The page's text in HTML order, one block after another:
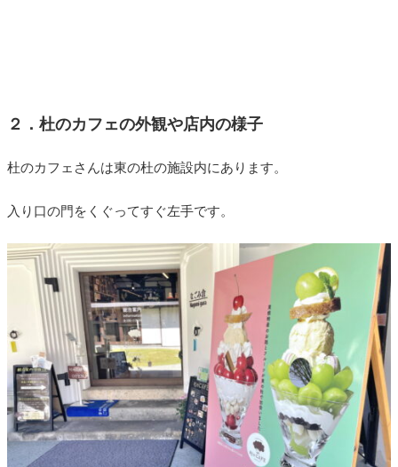
２．杜のカフェの外観や店内の様子
杜のカフェさんは東の杜の施設内にあります。
入り口の門をくぐってすぐ左手です。